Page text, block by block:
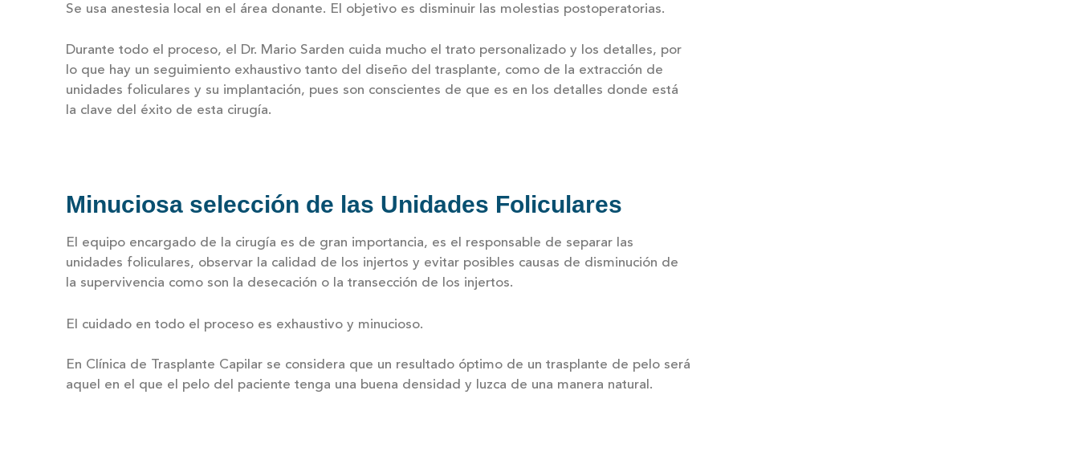
Se usa anestesia local en el área donante. El objetivo es disminuir las molestias postoperatorias.
Durante todo el proceso, el Dr. Mario Sarden cuida mucho el trato personalizado y los detalles, por
lo que hay un seguimiento exhaustivo tanto del diseño del trasplante, como de la extracción de
unidades foliculares y su implantación, pues son conscientes de que es en los detalles donde está
la clave del éxito de esta cirugía.
Minuciosa selección de las Unidades Foliculares
El equipo encargado de la cirugía es de gran importancia, es el responsable de separar las
unidades foliculares, observar la calidad de los injertos y evitar posibles causas de disminución de
la supervivencia como son la desecación o la transección de los injertos.
El cuidado en todo el proceso es exhaustivo y minucioso.
En Clínica de Trasplante Capilar se considera que un resultado óptimo de un trasplante de pelo será
aquel en el que el pelo del paciente tenga una buena densidad y luzca de una manera natural.